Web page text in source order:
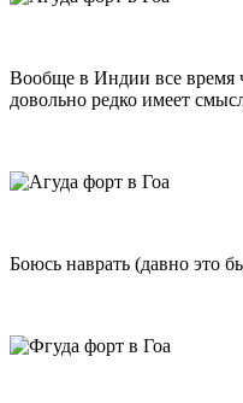
Вообще в Индии все время
довольно редко имеет
Боюсь наврать (давно это